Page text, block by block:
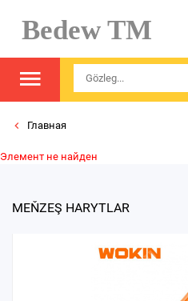
Bedew TM
Главная
Элемент не найден
MEŇZEŞ HARYTLAR